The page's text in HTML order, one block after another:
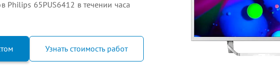
Philips 65PUS6412 в течении часа
Узнать стоимость работ